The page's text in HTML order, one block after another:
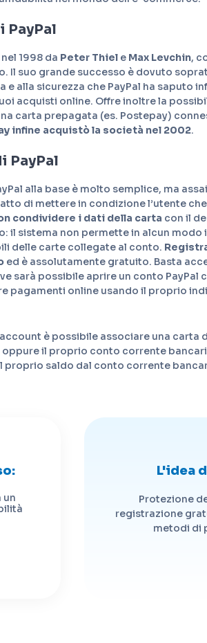
PayPal
1998 da Peter Thiel e Max Levchin,
Il suo grande successo è dovuto
e alla sicurezza che PayPal ha saputo
acquisti online. Offre inoltre la
carta prepagata (es. Postepay)
infine acquistò la società nel 2002.
PayPal
alla base è molto semplice, ma
di mettere in condizione l’utente
condividere i dati della carta con il
il sistema non permette in alcun modo
delle carte collegate al conto.
ed è assolutamente gratuito. Basta
sarà possibile aprire un conto PayPal
pagamenti online usando il proprio
è possibile associare una carta
il proprio conto corrente
proprio saldo dal conto corrente
un
L'idea
Protezione
registrazione
metodi di